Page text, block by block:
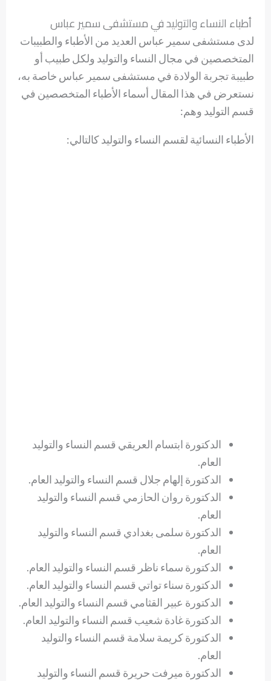
أطباء النساء والتوليد في مستشفى سمير عباس
لدى مستشفى سمير عباس العديد من الأطباء والطبيبات
المتخصصين في مجال النساء والتوليد ولكل طبيب أو
طبيبة تجربة الولادة في مستشفى سمير عباس خاصة به،
نستعرض في هذا المقال أسماء الأطباء المتخصصين في
قسم التوليد وهم:
الأطباء النسائية لقسم النساء والتوليد كالتالي:
الدكتورة ابتسام العريقي قسم النساء والتوليد
العام.
الدكتورة إلهام جلال قسم النساء والتوليد العام.
الدكتورة روان الحازمي قسم النساء والتوليد
العام.
الدكتورة سلمى بغدادي قسم النساء والتوليد
العام.
الدكتورة سماء ناظر قسم النساء والتوليد العام.
الدكتورة سناء تواتي قسم النساء والتوليد العام.
الدكتورة عبير القثامي قسم النساء والتوليد العام.
الدكتورة غادة شعيب قسم النساء والتوليد العام.
الدكتورة كريمة سلامة قسم النساء والتوليد
العام.
الدكتورة ميرفت حريرة قسم النساء والتوليد